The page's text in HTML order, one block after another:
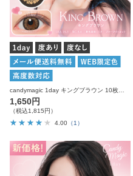
candymagic 1day キングブラウン 10枚入り キャンディーマジック カラコン
1,650円
（税込1,815円）
4.00 （1）